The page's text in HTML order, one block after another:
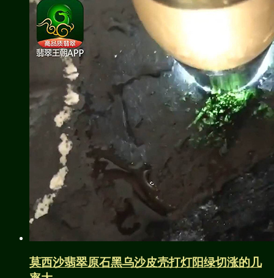
莫西沙翡翠原石黑乌沙皮壳打灯阳绿切涨的几